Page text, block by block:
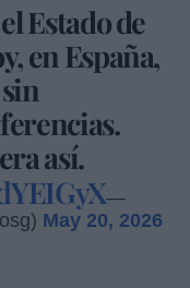
Estado de
en España,
así.
—
May 20, 2026